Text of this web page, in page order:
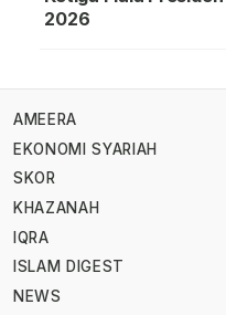
2026
AMEERA
EKONOMI SYARIAH
SKOR
KHAZANAH
IQRA
ISLAM DIGEST
NEWS